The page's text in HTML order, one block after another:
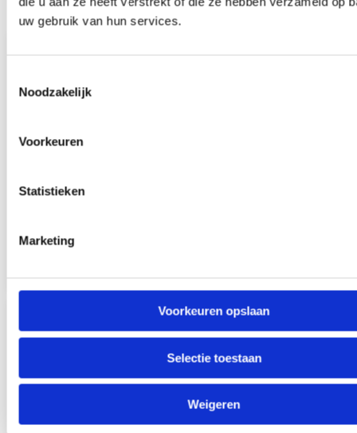
uw gebruik van hun services.
Noodzakelijk
Voorkeuren
Statistieken
Marketing
Voorkeuren opslaan
Selectie toestaan
Weigeren